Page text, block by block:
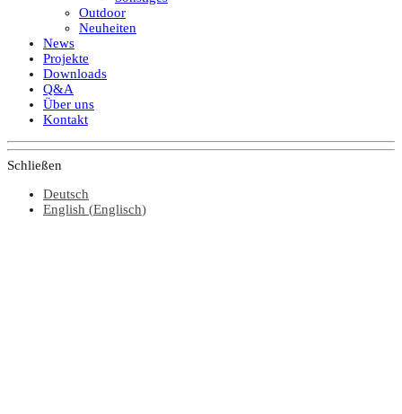
Outdoor
Neuheiten
News
Projekte
Downloads
Q&A
Über uns
Kontakt
Schließen
Deutsch
English (Englisch)